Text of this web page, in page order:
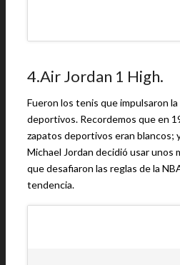
4.Air Jordan 1 High.
Fueron los tenis que impulsaron
deportivos. Recordemos que en
zapatos deportivos eran blancos;
Michael Jordan decidió usar unos
que desafiaron las reglas de la
tendencia.